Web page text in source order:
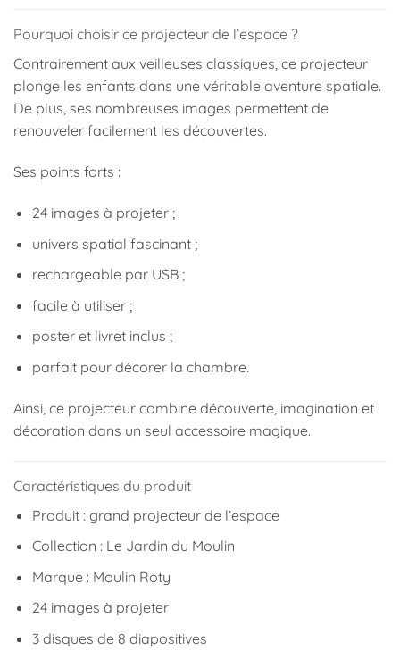
Pourquoi choisir ce projecteur de l’espace ?
Contrairement aux veilleuses classiques, ce projecteur
plonge les enfants dans une véritable aventure spatiale.
De plus, ses nombreuses images permettent de
renouveler facilement les découvertes.
Ses points forts :
24 images à projeter ;
univers spatial fascinant ;
rechargeable par USB ;
facile à utiliser ;
poster et livret inclus ;
parfait pour décorer la chambre.
Ainsi, ce projecteur combine découverte, imagination et
décoration dans un seul accessoire magique.
Caractéristiques du produit
Produit : grand projecteur de l’espace
Collection : Le Jardin du Moulin
Marque : Moulin Roty
24 images à projeter
3 disques de 8 diapositives